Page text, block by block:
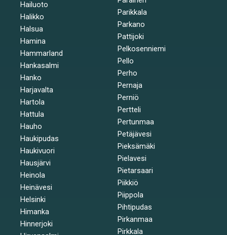
Hailuoto
Halikko
Halsua
Hamina
Hammarland
Hankasalmi
Hanko
Harjavalta
Hartola
Hattula
Hauho
Haukipudas
Haukivuori
Hausjärvi
Heinola
Heinävesi
Helsinki
Himanka
Hinnerjoki
Parikkala
Parkano
Pattijoki
Pelkosenniemi
Pello
Perho
Pernaja
Perniö
Pertteli
Pertunmaa
Petäjävesi
Pieksämäki
Pielavesi
Pietarsaari
Piikkiö
Piippola
Pihtipudas
Pirkanmaa
Pirkkala